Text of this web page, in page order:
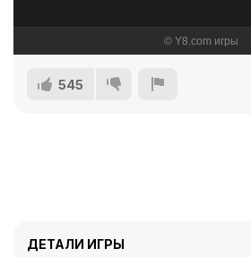
545
ДЕТАЛИ ИГРЫ